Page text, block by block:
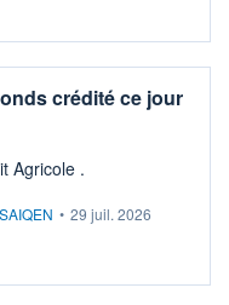
crédité ce jour
Agricole .
SAIQEN • 29 juil. 2026